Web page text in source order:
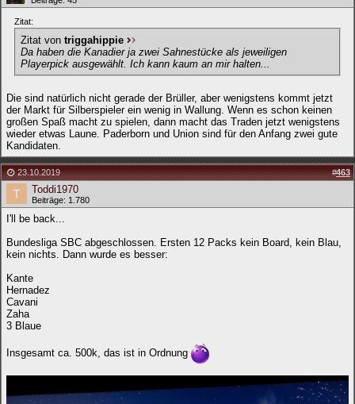
Zitat:
Zitat von triggahippie
Da haben die Kanadier ja zwei Sahnestücke als jeweiligen
Playerpick ausgewählt. Ich kann kaum an mir halten...
Die sind natürlich nicht gerade der Brüller, aber wenigstens kommt jetzt
der Markt für Silberspieler ein wenig in Wallung. Wenn es schon keinen
großen Spaß macht zu spielen, dann macht das Traden jetzt wenigstens
wieder etwas Laune. Paderborn und Union sind für den Anfang zwei gute
Kandidaten.
23.10.2019 #463
Toddi1970
Beiträge: 1.780
I'll be back...
Bundesliga SBC abgeschlossen. Ersten 12 Packs kein Board, kein Blau,
kein nichts. Dann wurde es besser:
Kante
Hernadez
Cavani
Zaha
3 Blaue
Insgesamt ca. 500k, das ist in Ordnung